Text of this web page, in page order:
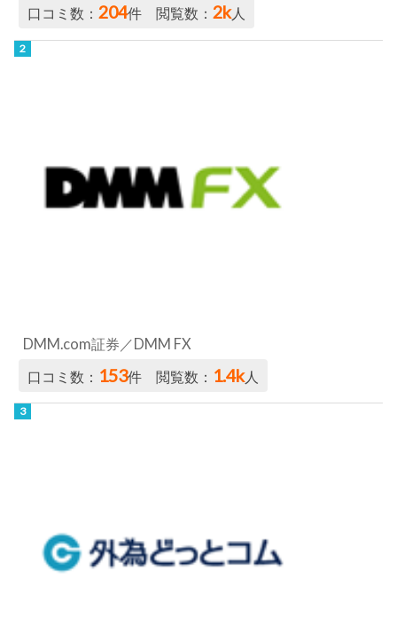
口コミ数：204件 閲覧数：2k人
DMM.com証券／DMM FX
口コミ数： 153件 閲覧数： 1.4k人